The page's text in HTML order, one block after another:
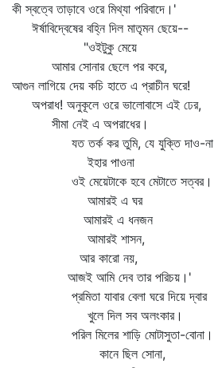
কী স্বত্বে তাড়াবে ওরে মিথ্যা পরিবাদে।'
ঈর্ষাবিদ্বেষের বহ্নি দিল মাতৃমন ছেয়ে--
"ওইটুকু মেয়ে
আমার সোনার ছেলে পর করে,
আগুন লাগিয়ে দেয় কচি হাতে এ প্রাচীন ঘরে!
অপরাধ! অনুকূলে ওরে ভালোবাসে এই ঢের,
সীমা নেই এ অপরাধের।
যত তর্ক কর তুমি, যে যুক্তি দাও-না
ইহার পাওনা
ওই মেয়েটাকে হবে মেটাতে সত্বর।
আমারই এ ঘর
আমারই এ ধনজন
আমারই শাসন,
আর কারো নয়,
আজই আমি দেব তার পরিচয়।'
প্রমিতা যাবার বেলা ঘরে দিয়ে দ্বার
খুলে দিল সব অলংকার।
পরিল মিলের শাড়ি মোটাসুতা-বোনা।
কানে ছিল সোনা,